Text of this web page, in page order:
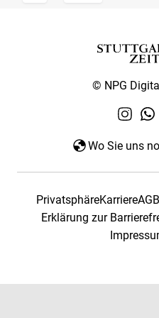
© NPG
Wo Sie uns
PrivatsphäreKarriereAGB
Erklärung zur